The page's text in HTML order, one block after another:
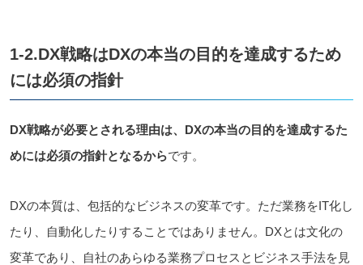
1-2.DX戦略はDXの本当の目的を達成するため
には必須の指針
DX戦略が必要とされる理由は、DXの本当の目的を達成するた
めには必須の指針となるからです。
DXの本質は、包括的なビジネスの変革です。ただ業務をIT化し
たり、自動化したりすることではありません。DXとは文化の
変革であり、自社のあらゆる業務プロセスとビジネス手法を見